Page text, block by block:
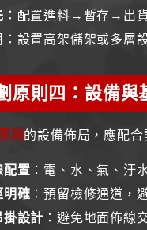
：配置進料→暫存→出
：設置高架儲架或多層
原則四：設備與
則 的設備佈局，應配合
配置 ：電、水、氣、汙
明確 ：預留檢修通道，
掛設計 ：避免地面佈線